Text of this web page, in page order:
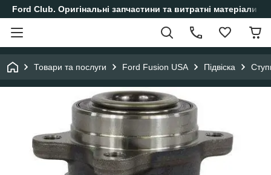
Ford Club. Оригінальні запчастини та витратні матеріали
Товари та послуги Ford Fusion USA Підвіска